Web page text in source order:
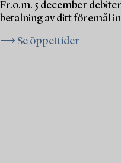
Fr.o.m. 5 december
betalning av ditt föremål
⟶ Se öppettider